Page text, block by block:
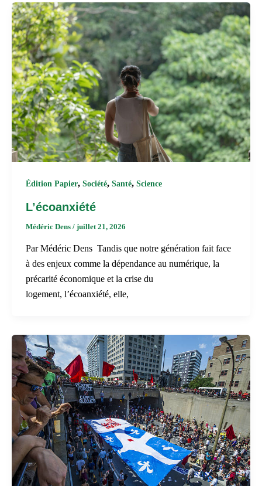
Édition Papier, Société, Santé, Science
L’écoanxiété
Médéric Dens / juillet 21, 2026
Par Médéric Dens Tandis que notre génération fait face
à des enjeux comme la dépendance au numérique, la
précarité économique et la crise du
logement, l’écoanxiété, elle,